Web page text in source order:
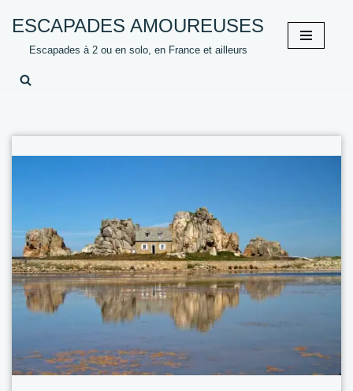
Aller
contenu
ESCAPADES AMOUREUSES
Escapades à 2 ou en solo, en France et ailleurs